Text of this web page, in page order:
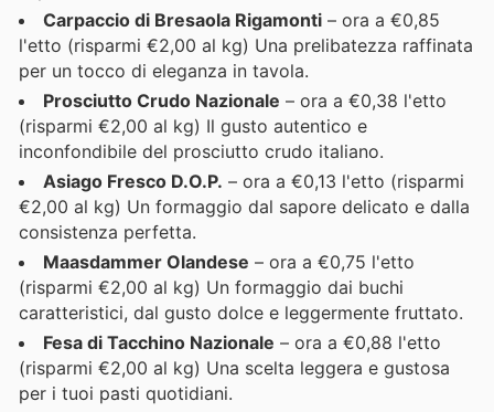
Carpaccio di Bresaola Rigamonti – ora a €0,85
l'etto (risparmi €2,00 al kg) Una prelibatezza raffinata
per un tocco di eleganza in tavola.
Prosciutto Crudo Nazionale – ora a €0,38 l'etto
(risparmi €2,00 al kg) Il gusto autentico e
inconfondibile del prosciutto crudo italiano.
Asiago Fresco D.O.P. – ora a €0,13 l'etto (risparmi
€2,00 al kg) Un formaggio dal sapore delicato e dalla
consistenza perfetta.
Maasdammer Olandese – ora a €0,75 l'etto
(risparmi €2,00 al kg) Un formaggio dai buchi
caratteristici, dal gusto dolce e leggermente fruttato.
Fesa di Tacchino Nazionale – ora a €0,88 l'etto
(risparmi €2,00 al kg) Una scelta leggera e gustosa
per i tuoi pasti quotidiani.